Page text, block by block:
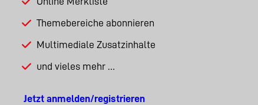
Themebereiche abonnieren
Multimediale Zusatzinhalte
und vieles mehr …
Jetzt anmelden/registrieren